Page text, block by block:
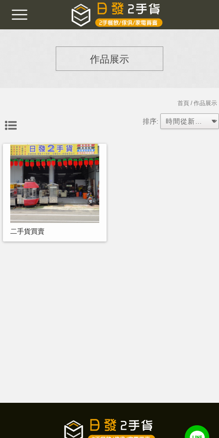
作品展示
首頁/ 作品展示
排序:
二手貨買賣